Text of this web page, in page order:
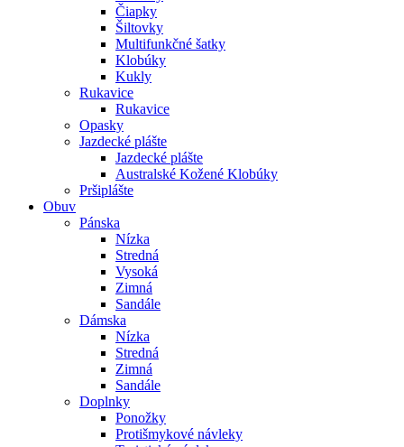
Čiapky
Šiltovky
Multifunkčné šatky
Klobúky
Kukly
Rukavice
Rukavice
Opasky
Jazdecké plášte
Jazdecké plášte
Australské Kožené Klobúky
Pršiplášte
Obuv
Pánska
Nízka
Stredná
Vysoká
Zimná
Sandále
Dámska
Nízka
Stredná
Zimná
Sandále
Doplnky
Ponožky
Protišmykové návleky